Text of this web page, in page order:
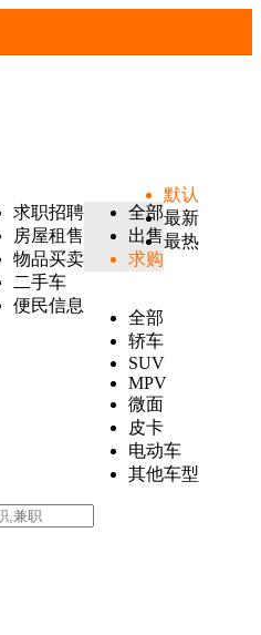
求职招聘
房屋租售
物品买卖
二手车
便民信息
全部
出售
求购
全部
轿车
SUV
MPV
微面
皮卡
电动车
其他车型
默认
最新
最热